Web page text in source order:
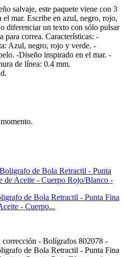
salvaje, este paquete viene con 3
el mar. Escribe en azul, negro, rojo,
diferenciar un texto con sólo pulsar
para correa. Características: -
Azul, negro, rojo y verde. -
-Diseño inspirado en el mar. -
de línea: 0.4 mm.
de Bola Retractil - Punta Fina
- Cuerpo...
- Bolígrafos 802078 -
de Bola Retractil - Punta Fina